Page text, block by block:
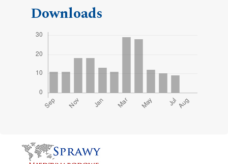
Downloads
Cover image